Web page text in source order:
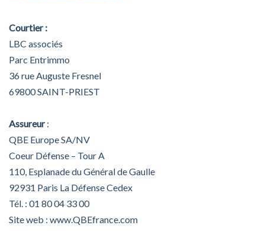
Courtier :
LBC associés
Parc Entrimmo
36 rue Auguste Fresnel
69800 SAINT-PRIEST
Assureur:
QBE Europe SA/NV
Coeur Défense – Tour A
110, Esplanade du Général de Gaulle
92931 Paris La Défense Cedex
Tél. : 01 80 04 33 00
Site web : www.QBEfrance.com